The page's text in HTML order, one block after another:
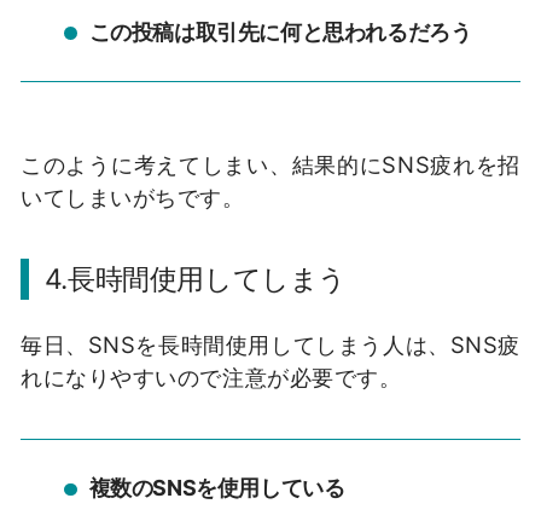
この投稿は取引先に何と思われるだろう
このように考えてしまい、結果的にSNS疲れを招
いてしまいがちです。
4.長時間使用してしまう
毎日、 SNSを長時間使用してしまう人は、 SNS疲
れになりやすいので注意が必要です。
複数のSNSを使用している